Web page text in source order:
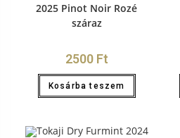
2025 Pinot Noir Rozé
száraz
2500 Ft
Kosárba teszem